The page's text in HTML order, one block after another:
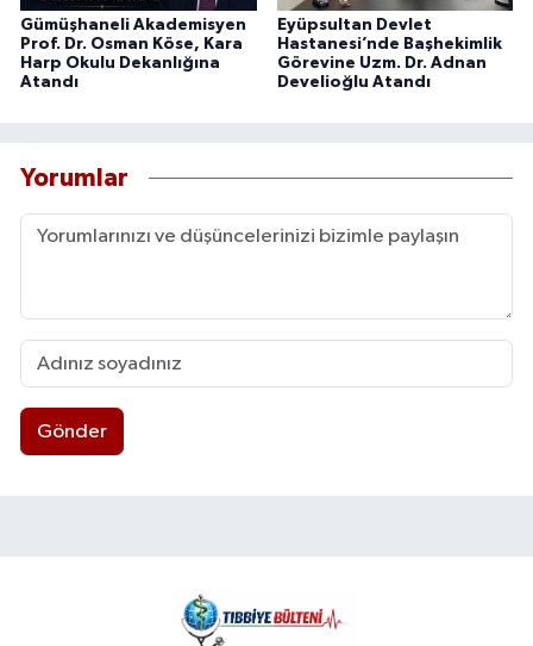
Gümüşhaneli Akademisyen
Prof. Dr. Osman Köse, Kara
Harp Okulu Dekanlığına
Atandı
Eyüpsultan Devlet
Hastanesi’nde Başhekimlik
Görevine Uzm. Dr. Adnan
Develioğlu Atandı
Yorumlar
Gönder